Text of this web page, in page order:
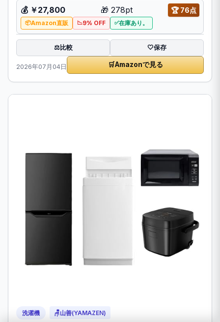
💰 ￥27,800 🎁 278pt 🏆76点
Amazon直販 9% OFF 在庫あり。
⚖️比較 🤍保存
2026年07月04日 🛒Amazonで見る
洗濯機 🪑山善(YAMAZEN)